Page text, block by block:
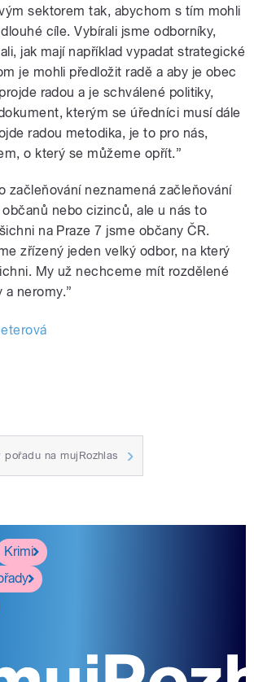
sektorem tak, abychom s tím mohli
cíle. Vybírali jsme odborníky,
jak mají například vypadat strategické
je mohli předložit radě a aby je obec
radou a je schválené politiky,
kterým se úředníci musí dále
radou metodika, je to pro nás,
o který se můžeme opřít.”
začleňování neznamená začleňování
nebo cizinců, ale u nás to
na Praze 7 jsme občany ČR.
zřízený jeden velký odbor, na který
My už nechceme mít rozdělené
neromy.”
na mujRozhlas
Krimi